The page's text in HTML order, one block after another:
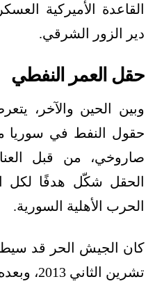
القاعدة الأميركية
دير الزور الشرقي.
حقل العمر النفطي
وبين الحين والآخر،
حقول النفط في سوريا
صاروخي، من قبل
الحقل شكّل هدفًا لكل
الحرب الأهلية السورية.
كان الجيش الحر قد
تشرين